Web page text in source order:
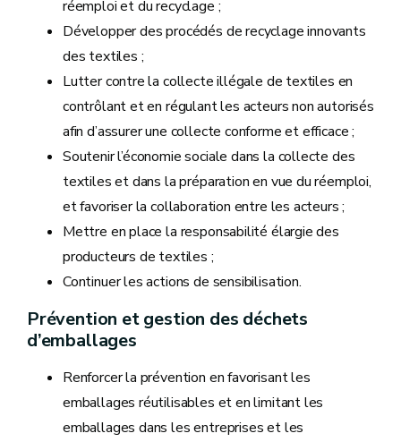
réemploi et du recyclage ;
Développer des procédés de recyclage innovants
des textiles ;
Lutter contre la collecte illégale de textiles en
contrôlant et en régulant les acteurs non autorisés
afin d’assurer une collecte conforme et efficace ;
Soutenir l’économie sociale dans la collecte des
textiles et dans la préparation en vue du réemploi,
et favoriser la collaboration entre les acteurs ;
Mettre en place la responsabilité élargie des
producteurs de textiles ;
Continuer les actions de sensibilisation.
Prévention et gestion des déchets
d’emballages
Renforcer la prévention en favorisant les
emballages réutilisables et en limitant les
emballages dans les entreprises et les